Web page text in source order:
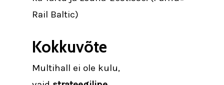
Rail Baltic)
Kokkuvõte
Multihall ei ole kulu,